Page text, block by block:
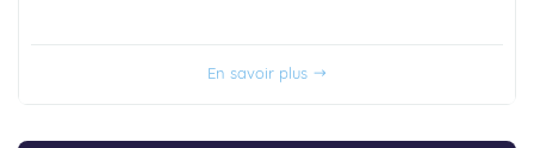
En savoir plus